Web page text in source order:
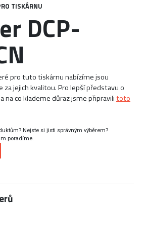
TISKÁRNU
DCP-
pro tuto tiskárnu nabízíme jsou
jejich kvalitou. Pro lepší představu o
na co klademe důraz jsme připravilitoto
Nejste si jisti správným výběrem?
poradíme.